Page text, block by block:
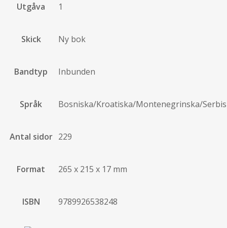
Utgåva 1
Skick Ny bok
Bandtyp Inbunden
Språk Bosniska/Kroatiska/Montenegrinska/
Antal sidor 229
Format 265 x 215 x 17 mm
ISBN 9789926538248